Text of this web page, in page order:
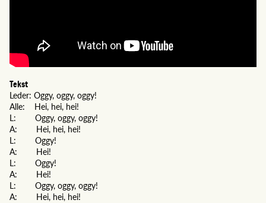
Tekst
Leder: Oggy, oggy, oggy!
Alle: Hei, hei, hei!
L: Oggy, oggy, oggy!
A: Hei, hei, hei!
L: Oggy!
A: Hei!
L: Oggy!
A: Hei!
L: Oggy, oggy, oggy!
A: Hei, hei, hei!